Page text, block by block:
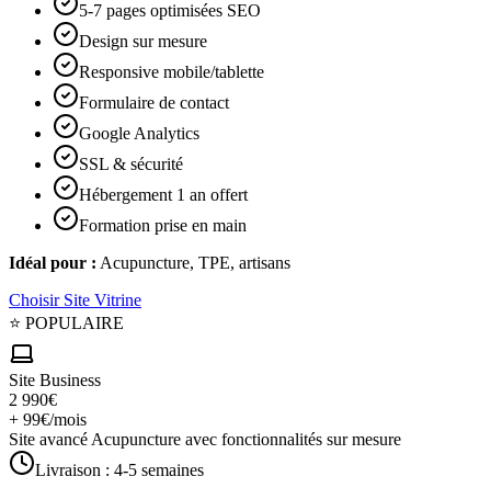
5-7 pages optimisées SEO
Design sur mesure
Responsive mobile/tablette
Formulaire de contact
Google Analytics
SSL & sécurité
Hébergement 1 an offert
Formation prise en main
Idéal pour : Acupuncture, TPE, artisans
Choisir Site Vitrine
⭐ POPULAIRE
Site Business
2 990€
+ 99€/mois
Site avancé Acupuncture avec fonctionnalités sur mesure
Livraison : 4-5 semaines